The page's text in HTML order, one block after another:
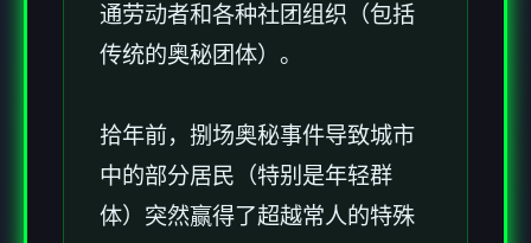
通劳动者和各种社团组织（包括
传统的奥秘团体）。
拾年前，捌场奥秘事件导致城市
中的部分居民（特别是年轻群
体）突然赢得了超越常人的特殊